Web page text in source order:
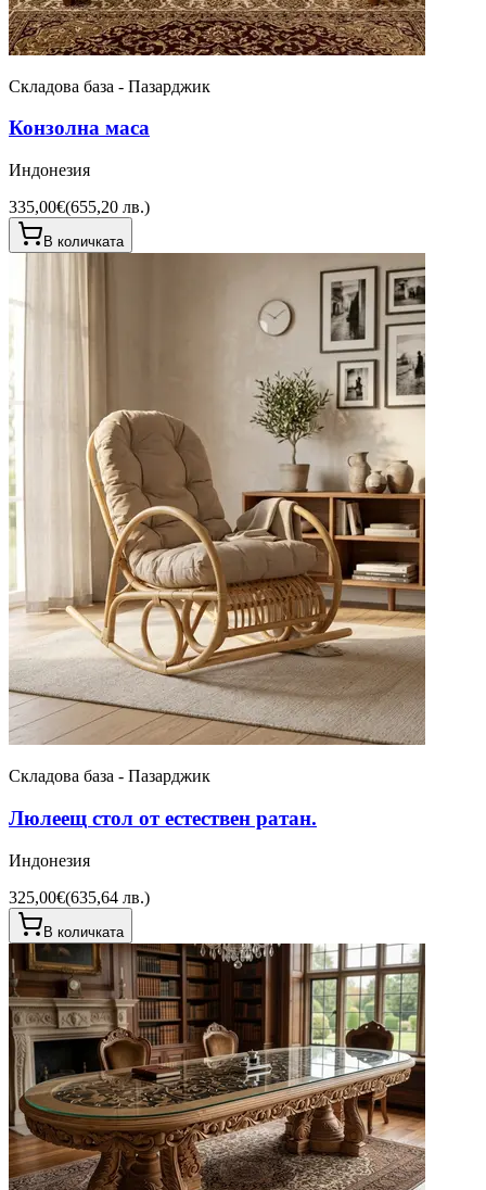
Складова база - Пазарджик
Конзолна маса
Индонезия
335,00€(655,20 лв.)
В количката
Складова база - Пазарджик
Люлеещ стол от естествен ратан.
Индонезия
325,00€(635,64 лв.)
В количката